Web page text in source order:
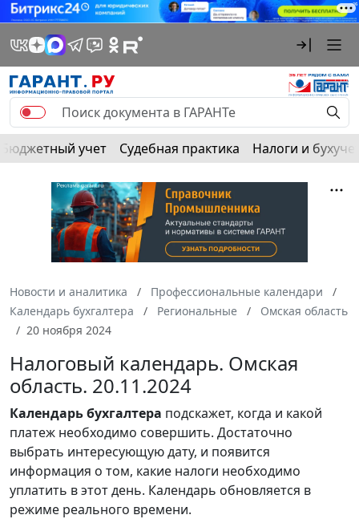
Бюджетный учет Судебная практика Налоги и
Новости и аналитика
Профессиональные календари
Календарь бухгалтера
Региональные
Омская область
20 ноября 2024
Налоговый календарь. Омская
область. 20.11.2024
Календарьбухгалтера подскажет, когда и какой
платеж необходимо совершить. Достаточно
выбрать интересующую дату, и появится
информация о том, какие налоги необходимо
уплатить в этот день. Календарь обновляется в
режиме реального времени.